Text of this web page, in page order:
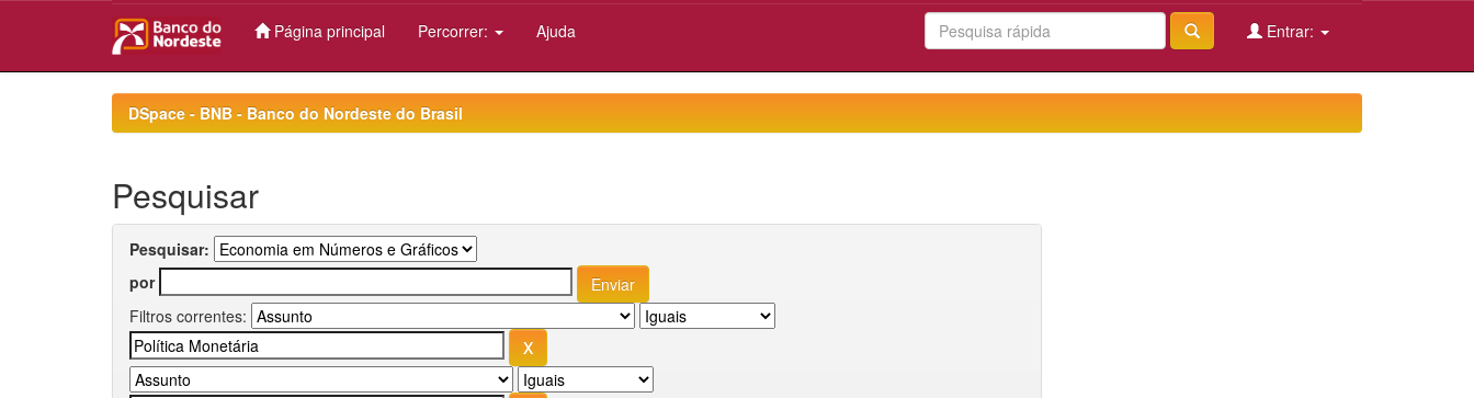
Página principal Percorrer: Ajuda Entrar:
DSpace - BNB - Banco do Nordeste do Brasil
Pesquisar
Pesquisar:
por
Filtros correntes: